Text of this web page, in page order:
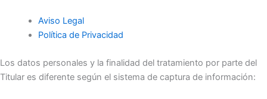
Aviso Legal
Política de Privacidad
Los datos personales y la finalidad del tratamiento por parte del
Titular es diferente según el sistema de captura de información: